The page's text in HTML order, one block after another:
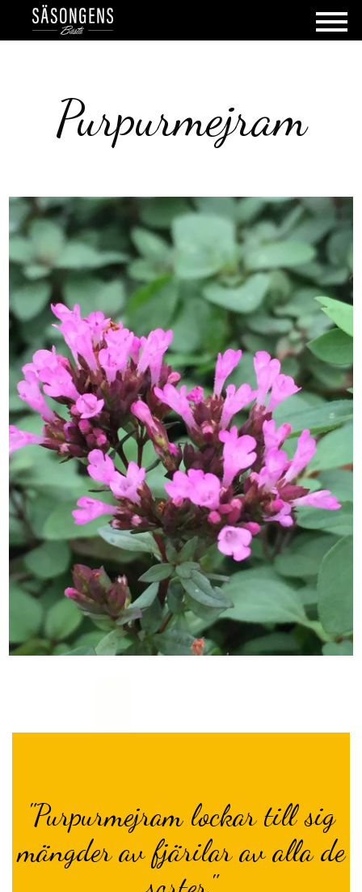
Purpurmejram
"Purpurmejram lockar till sig
mängder av fjärilar av alla de